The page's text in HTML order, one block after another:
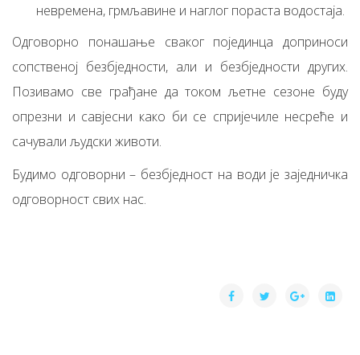
невремена, грмљавине и наглог пораста водостаја.
Одговорно понашање сваког појединца доприноси
сопственој безбједности, али и безбједности других.
Позивамо све грађане да током љетне сезоне буду
опрезни и савјесни како би се спријечиле несреће и
сачували људски животи.
Будимо одговорни – безбједност на води је заједничка
одговорност свих нас.